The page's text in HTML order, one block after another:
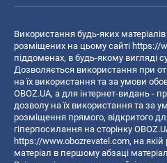
Використання будь-яких
розміщених на цьому сайті https://
піддоменах, в будь-якому вигляді
Дозволяється використання при
на їх використання та за умови
OBOZ.UA, а для інтернет-видань -
дозволу на їх використання та за
розміщення прямого, відкритого
гіперпосилання на сторінку
https://www.obozrevatel.com, на
матеріал в першому абзаці